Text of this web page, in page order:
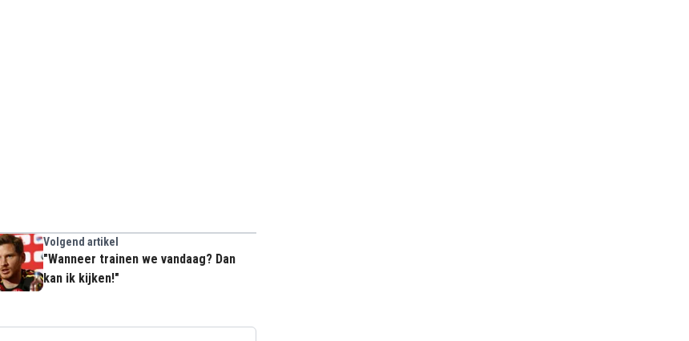
Volgend artikel
"Wanneer trainen we vandaag? Dan
kan ik kijken!"